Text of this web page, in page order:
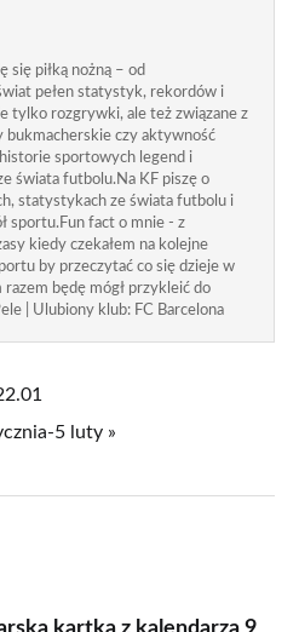
się piłką nożną – od
pełen statystyk, rekordów i
tylko rozgrywki, ale też związane z
bukmacherskie czy aktywność
sportowych legend i
świata futbolu.Na KF piszę o
statystykach ze świata futbolu i
sportu.Fun fact o mnie - z
kiedy czekałem na kolejne
by przeczytać co się dzieje w
będę mógł przykleić do
| Ulubiony klub: FC Barcelona
5 luty »